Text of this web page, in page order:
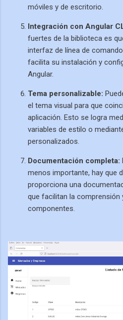
móviles y de escritorio.
Integración con Angular
fuertes de la biblioteca es
interfaz de línea de
facilita su instalación y
Angular.
Tema personalizable:
el tema visual para que
aplicación. Esto se logra
variables de estilo o
personalizados.
Documentación completa:
menos importante, hay que
proporciona una
que facilitan la comprensión
componentes.